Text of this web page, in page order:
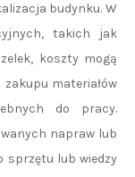
budynku. W
takich jak
koszty mogą
materiałów
do pracy.
napraw lub
sprzętu lub wiedzy